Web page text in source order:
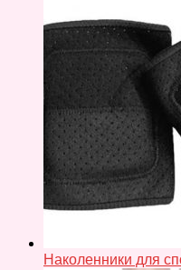
Наколенники для